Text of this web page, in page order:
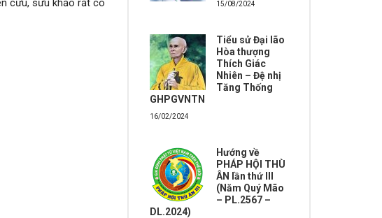
cứu, sưu khảo rất có
15/08/2024
Tiểu sử Đại lão
Hòa thượng
Thích Giác
Nhiên – Đệ nhị
Tăng Thống
GHPGVNTN
16/02/2024
Hướng về
PHÁP HỘI THÙ
ÂN lần thứ III
(Năm Quý Mão
– PL.2567 –
DL.2024)